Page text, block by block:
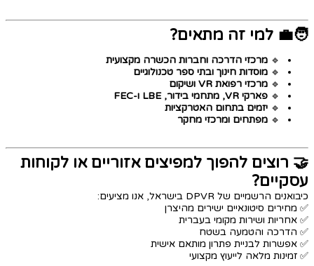
🧑‍💼 למי זה מתאים?
🔹 מרכזי הדרכה וחברות הכשרה מקצועית
🔹 מוסדות חינוך ובתי ספר טכנולוגיים
🔹 מרכזי רפואת VR ושיקום
🔹 פארקי VR, מתחמי בידור, LBE ו-FEC
🔹 יזמים בתחום האטרקציות
🔹 מפתחים ומרכזי מחקר
🤝 רוצים להפוך למפיצים אזוריים או לקוחות
עסקיים?
כיבואנים הרשמיים של DPVR בישראל, אנו מציעים:
✅ מחירים סיטונאיים ישירים מהיצרן
✅ אחריות ושירות מקומי בעברית
✅ הדרכה והטמעה בשטח
✅ אפשרות לבניית פתרון מותאם אישית
✅ זמינות מלאה לייעוץ מקצועי